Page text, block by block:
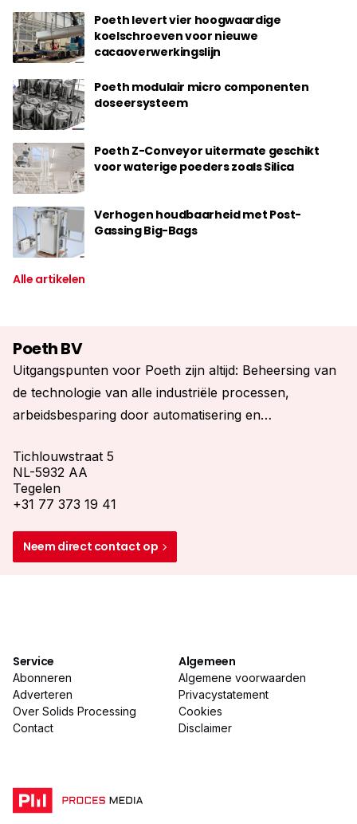
Met onze specialistische kennis helpen we onze
klanten bij het realiseren van adequate oplossingen
voor wensen en problemen. Samen met de klant
komen we tot een optimale, economische en
technisch aanvaardbare oplossing.
De mogelijkheden die Poeth biedt, zijn zeer gevarieerd.
Van advies tot en met complete ‘turn key’ projecten en
elke fase daartussen. Op elk moment en voor elk
gezocht naar een bevredigend resultaat.
Poeth levert vier hoogwaardige
koelschroeven voor nieuwe
cacaoverwerkingslijn
Poeth modulair micro componenten
doseersysteem
Poeth Z-Conveyor uitermate geschikt
voor waterige poeders zoals Silica
Verhogen houdbaarheid met Post-
Gassing Big-Bags
Alle artikelen
Poeth BV
Uitgangspunten voor Poeth zijn altijd: Beheersing van
de technologie van alle industriële processen,
arbeidsbesparing door automatisering en
Tichlouwstraat 5
NL-5932 AA
Tegelen
+31 77 373 19 41
Neem direct contact op
Service
Abonneren
Adverteren
Over Solids Processing
Contact
Algemeen
Algemene voorwaarden
Privacystatement
Cookies
Disclaimer